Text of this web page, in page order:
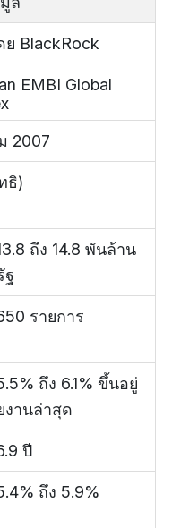
ย BlackRock
EMBI Global
2007
ธิ)
ถึง 14.8 พันล้าน
ฐ
รายการ
ถึง 6.1% ขึ้นอยู่
งานล่าสุด
ปี
ถึง 5.9%